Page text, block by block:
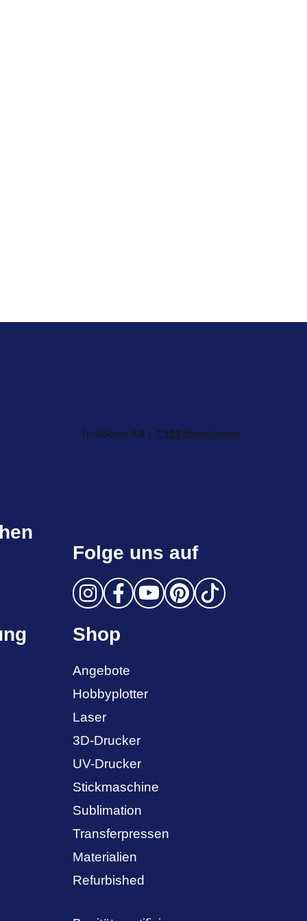
Folge uns auf
Shop
Angebote
Hobbyplotter
Laser
3D-Drucker
UV-Drucker
Stickmaschine
Sublimation
Transferpressen
Materialien
Refurbished